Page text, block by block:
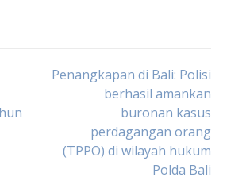
Penangkapan di Bali: Polisi
berhasil amankan
buronan kasus
perdagangan orang
(TPPO) di wilayah hukum
Polda Bali